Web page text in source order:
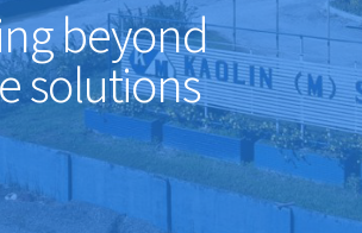
beyond
solutions